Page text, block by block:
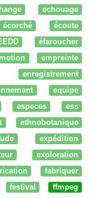
echouage
écorché
écoute
éfaroucher
empreinte
enregistrement
equipe
especes
ess
ethnobotanique
expédition
exploration
fabriquer
festival
ffmpeg